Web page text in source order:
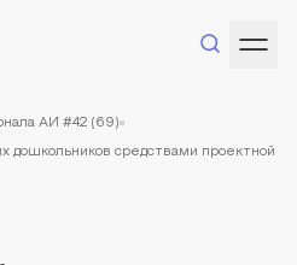
АИ #42 (69)
дошкольников средствами проектной